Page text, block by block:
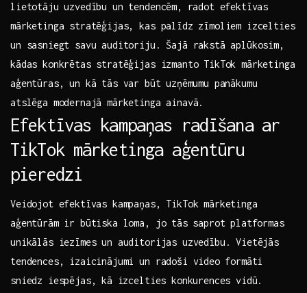
lietotāju uzvedību un tendencēm,⁣ radot efektīvas
mārketinga stratēģijas, kas ‌palīdz zīmoliem izcelties
un sasniegt savu ‌auditoriju. Šajā rakstā aplūkosim,
kādas konkrētas‍ stratēģijas izmanto TikTok ‌mārketinga
aģentūras, un kā tās var būt⁤ uzņēmumu panākumu
atslēga modernajā mārketinga ainavā.
Efektīvas kampaņas radīšana⁤ ar
TikTok mārketinga aģentūru
pieredzi
Veidojot efektīvas kampaņas, TikTok mārketinga
aģentūrām ir būtiska loma, jo ⁣tās saprot platformas
unikālās iezīmes un auditorijas uzvedību. Vietējās
tendences, izaicinājumi un‍ radoši video⁣ formāti‍
sniedz iespējas, ⁢kā izcelties konkurences vidū.